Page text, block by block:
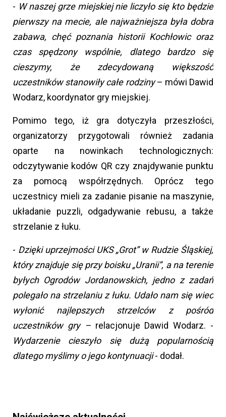
- W naszej grze miejskiej nie liczyło się kto będzie
pierwszy na mecie, ale najważniejsza była dobra
zabawa, chęć poznania historii Kochłowic oraz
czas spędzony wspólnie, dlatego bardzo się
cieszymy, że zdecydowaną większość
uczestników stanowiły całe rodziny– mówi Dawid
Wodarz, koordynator gry miejskiej.
Pomimo tego, iż gra dotyczyła przeszłości,
organizatorzy przygotowali również zadania
oparte na nowinkach technologicznych:
odczytywanie kodów QR czy znajdywanie punktu
za pomocą współrzędnych. Oprócz tego
uczestnicy mieli za zadanie pisanie na maszynie,
układanie puzzli, odgadywanie rebusu, a także
strzelanie z łuku.
- Dzięki uprzejmości UKS „Grot” w Rudzie Śląskiej,
który znajduje się przy boisku „Uranii”, a na terenie
byłych Ogrodów Jordanowskich, jedno z zadań
polegało na strzelaniu z łuku. Udało nam się wiec
wyłonić najlepszych strzelców z pośród
uczestników gry –relacjonuje Dawid Wodarz. -
Wydarzenie cieszyło się dużą popularnością
dlatego myślimy o jego kontynuacji- dodał.